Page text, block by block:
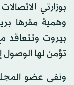
بوزارتي
وهمية مقرها
بيروت
تؤمن لها الوصول
ونفى عضو